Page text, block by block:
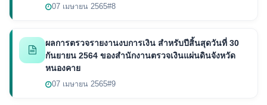
07 เมษายน 2565#8
ผลการตรวจรายงานงบการเงิน สำหรับปีสิ้นสุดวันที่ 30
กันยายน 2564 ของสำนักงานตรวจเงินแผ่นดินจังหวัด
หนองคาย
07 เมษายน 2565#9